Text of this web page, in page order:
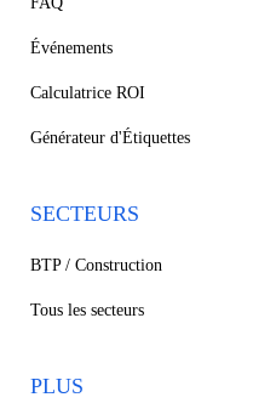
Événements
Calculatrice ROI
Générateur d'Étiquettes
SECTEURS
BTP / Construction
Tous les secteurs
PLUS